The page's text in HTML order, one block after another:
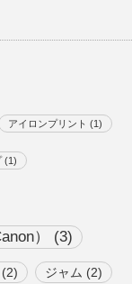
アイロンプリント (1)
(1)
） (3)
(2) ジャム (2)